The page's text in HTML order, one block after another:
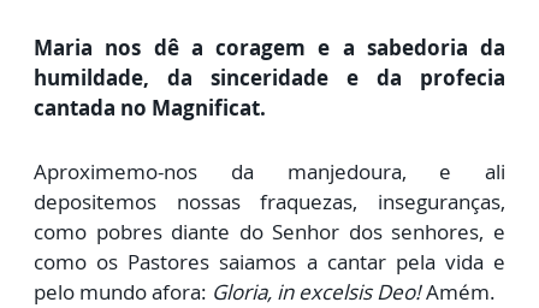
Maria nos dê a coragem e a sabedoria da
humildade, da sinceridade e da profecia
cantada no Magnificat.
Aproximemo-nos da manjedoura, e ali
depositemos nossas fraquezas, inseguranças,
como pobres diante do Senhor dos senhores, e
como os Pastores saiamos a cantar pela vida e
pelo mundo afora: Gloria, in excelsis Deo!Amém.